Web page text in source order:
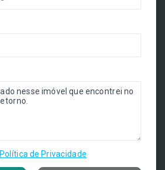
Política de Privacidade